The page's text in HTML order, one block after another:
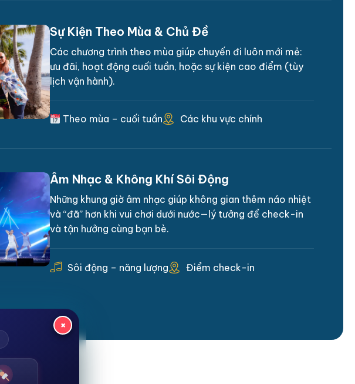
Sự Kiện Theo Mùa & Chủ Đề
Các chương trình theo mùa giúp chuyến đi luôn mới mẻ:
ưu đãi, hoạt động cuối tuần, hoặc sự kiện cao điểm (tùy
lịch vận hành).
Theo mùa – cuối tuần Các khu vực chính
Âm Nhạc & Không Khí Sôi Động
Những khung giờ âm nhạc giúp không gian thêm náo nhiệt
và “đã” hơn khi vui chơi dưới nước—lý tưởng để check-in
và tận hưởng cùng bạn bè.
Sôi động – năng lượng Điểm check-in
×